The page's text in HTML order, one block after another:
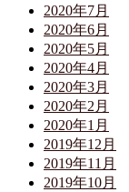
2020年7月
2020年6月
2020年5月
2020年4月
2020年3月
2020年2月
2020年1月
2019年12月
2019年11月
2019年10月